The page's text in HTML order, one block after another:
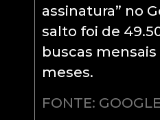
assinatura” no
salto foi de
buscas
meses.
FONTE: